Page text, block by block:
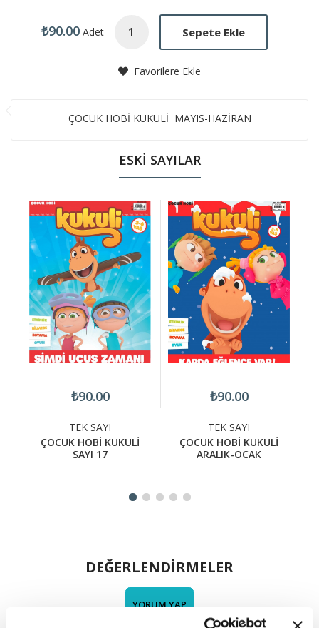
₺90.00 Adet Sepete Ekle
Favorilere Ekle
ÇOCUK HOBİ KUKULİ MAYIS-HAZİRAN
ESKİ SAYILAR
₺90.00
TEK SAYI
ÇOCUK HOBİ KUKULİ
SAYI 17
₺90.00
TEK SAYI
ÇOCUK HOBİ KUKULİ
ARALIK-OCAK
DEĞERLENDİRMELER
YORUM YAP